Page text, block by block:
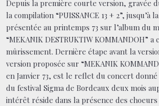
Depuis la première courte version, gravée
la compilation “PUISSANCE 13 + 2”, jusqu’à
présentée au printemps 73 sur l’album du
“MEKANIK DESTRUKTIW KOMMANDOH”
mûrissement. Dernière étape avant la
version proposée sur “MEKANIK
en Janvier 73, est le reflet du concert
du festival Sigma de Bordeaux deux mois
intérêt réside dans la présence des